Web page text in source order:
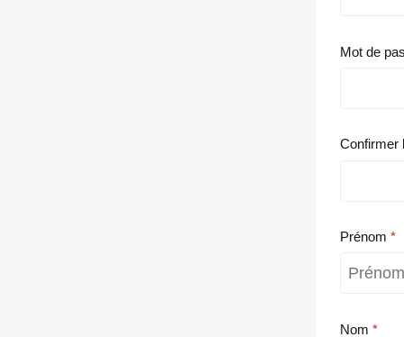
Mot de
Confirmer
Prénom
Nom